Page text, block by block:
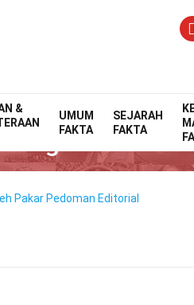
&
UMUM
FAKTA
SEJARAH
FAKTA
Fakta
Pakar Pedoman Editorial